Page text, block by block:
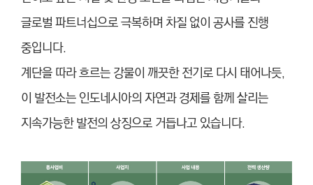
글로벌 파트너십으로 극복하며 차질 없이 공사를 진행
중입니다.
계단을 따라 흐르는 강물이 깨끗한 전기로 다시 태어나듯,
이 발전소는 인도네시아의 자연과 경제를 함께 살리는
지속가능한 발전의 상징으로 거듭나고 있습니다.